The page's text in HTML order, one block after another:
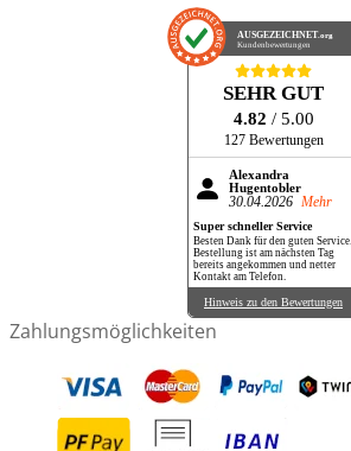
AUSGEZEICHNET.org
Kundenbewertungen
SEHR GUT
4.82 / 5.00
127 Bewertungen
Alexandra
Hugentobler
30.04.2026 Mehr
Super schneller Service
Besten Dank für den guten Service.
Bestellung ist am nächsten Tag
bereits angekommen und netter
Kontakt am Telefon.
Hinweis zu den Bewertungen
Zahlungsmöglichkeiten